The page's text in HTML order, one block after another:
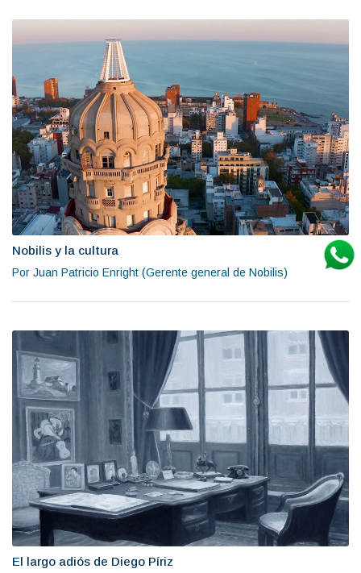
Nobilis y la cultura
Por Juan Patricio Enright (Gerente general de Nobilis)
El largo adiós de Diego Píriz